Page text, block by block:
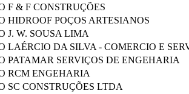
F & F CONSTRUÇÕES
HIDROOF POÇOS ARTESIANOS
J. W. SOUSA LIMA
LAÉRCIO DA SILVA - COMERCIO E
PATAMAR SERVIÇOS DE ENGEHARIA
RCM ENGEHARIA
SC CONSTRUÇÕES LTDA